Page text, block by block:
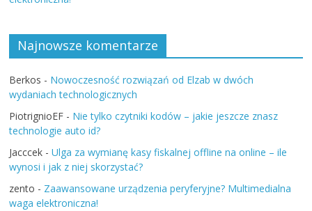
Najnowsze komentarze
Berkos - Nowoczesność rozwiązań od Elzab w dwóch
wydaniach technologicznych
PiotrignioEF - Nie tylko czytniki kodów – jakie jeszcze znasz
technologie auto id?
Jacccek -Ulga za wymianę kasy fiskalnej offline na online – ile
wynosi i jak z niej skorzystać?
zento - Zaawansowane urządzenia peryferyjne? Multimedialna
waga elektroniczna!